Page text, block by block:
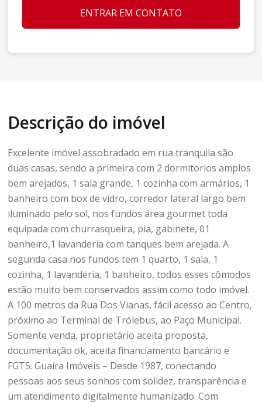
ENTRAR EM CONTATO
Descrição do imóvel
Excelente imóvel assobradado em rua tranquila são
duas casas, sendo a primeira com 2 dormitorios amplos
bem arejados, 1 sala grande, 1 cozinha com armários, 1
banheiro com box de vidro, corredor lateral largo bem
iluminado pelo sol, nos fundos área gourmet toda
equipada com churrasqueira, pia, gabinete, 01
banheiro,1 lavanderia com tanques bem arejada. A
segunda casa nos fundos tem 1 quarto, 1 sala, 1
cozinha, 1 lavanderia, 1 banheiro, todos esses cômodos
estão muito bem conservados assim como todo imóvel.
A 100 metros da Rua Dos Vianas, fácil acesso ao Centro,
próximo ao Terminal de Trólebus, ao Paço Municipal.
Somente venda, proprietário aceita proposta,
documentação ok, aceita financiamento bancário e
FGTS. Guaíra Imóveis – Desde 1987, conectando
pessoas aos seus sonhos com solidez, transparência e
um atendimento digitalmente humanizado. Com